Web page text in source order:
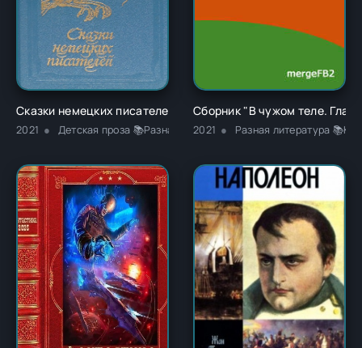
Сказки немецких писателей - Новалис
2021 Детская проза 📚Разная литература
Сборник "В чужом теле.
2021 Разная литература